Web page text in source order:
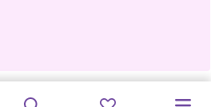
się czas. Brzmi łatwo?
do pokonania i tylko
percepcja wzrokowa i